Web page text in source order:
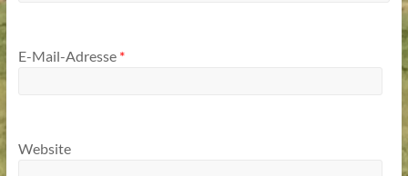
E-Mail-Adresse *
Website